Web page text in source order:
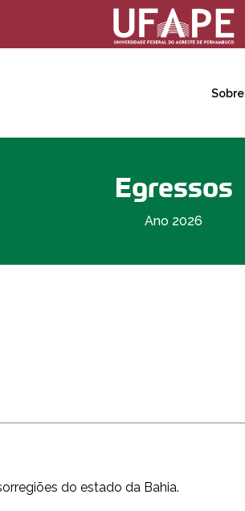
Sobre
Egressos
Ano 2026
do estado da Bahia.